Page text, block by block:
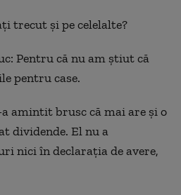
trecut și pe celelalte?
Pentru că nu am știut că
pentru case.
amintit brusc că mai are și o
dividende. El nu a
nici în declarația de avere,